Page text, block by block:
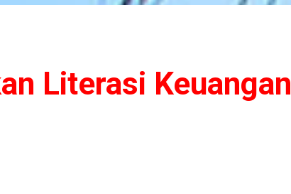
Literasi Keuangan